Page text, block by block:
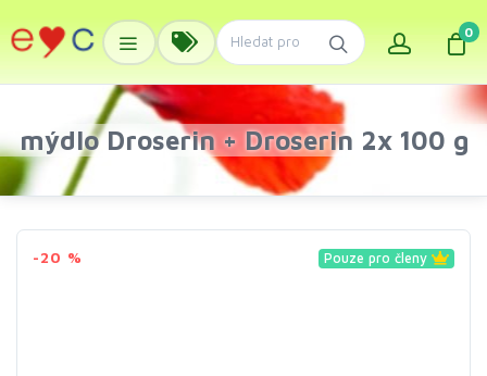
0
mýdlo Droserin + Droserin 2x 100 g
-20 % Pouze pro členy